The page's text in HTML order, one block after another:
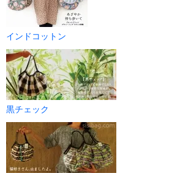
インドコットン
黒チェック